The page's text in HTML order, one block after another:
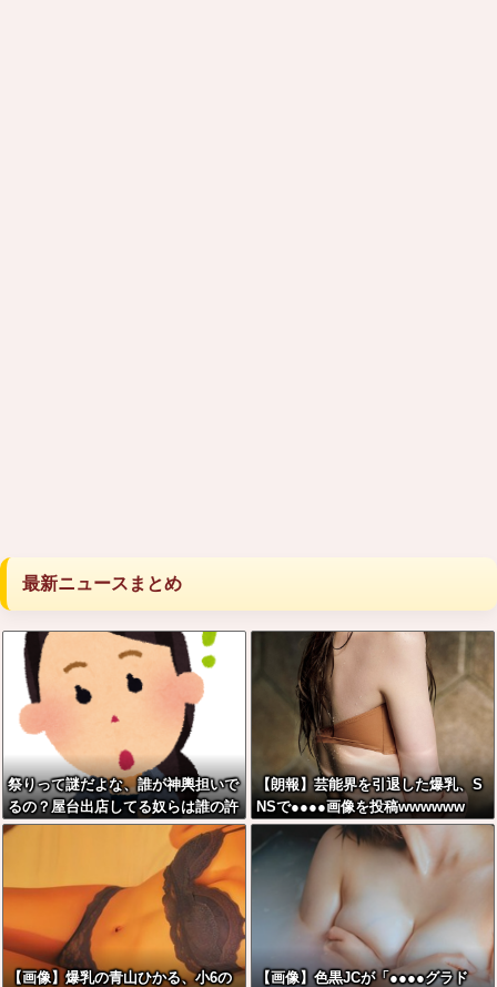
最新ニュースまとめ
祭りって謎だよな、誰が神輿担いで
るの？屋台出店してる奴らは誰の許
可を得て商売してるの？
【朗報】芸能界を引退した爆乳、S
NSで●●●●画像を投稿wwwwww
【画像】爆乳の青山ひかる、小6の
【画像】色黒JCが「●●●●グラド